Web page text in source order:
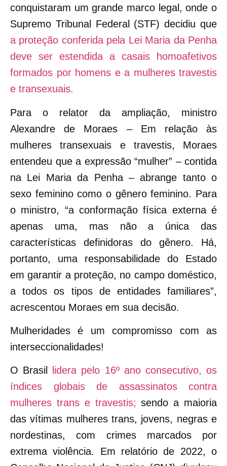
conquistaram um grande marco legal, onde o
Supremo Tribunal Federal (STF) decidiu que
a proteção conferida pela Lei Maria da Penha
deve ser estendida a casais homoafetivos
formados por homens e a mulheres travestis
e transexuais.
Para o relator da ampliação, ministro
Alexandre de Moraes – Em relação às
mulheres transexuais e travestis, Moraes
entendeu que a expressão “mulher” – contida
na Lei Maria da Penha – abrange tanto o
sexo feminino como o gênero feminino. Para
o ministro, “a conformação física externa é
apenas uma, mas não a única das
características definidoras do gênero. Há,
portanto, uma responsabilidade do Estado
em garantir a proteção, no campo doméstico,
a todos os tipos de entidades familiares”,
acrescentou Moraes em sua decisão.
Mulheridades é um compromisso com as
interseccionalidades!
O Brasil
lidera pelo 16º ano consecutivo, os
índices globais de assassinatos contra
mulheres trans e travestis; sendo a maioria
das vítimas mulheres trans, jovens, negras e
nordestinas, com crimes marcados por
extrema violência. Em relatório de 2022, o